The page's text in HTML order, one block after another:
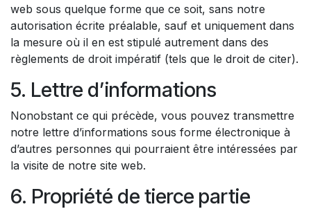
web sous quelque forme que ce soit, sans notre
autorisation écrite préalable, sauf et uniquement dans
la mesure où il en est stipulé autrement dans des
règlements de droit impératif (tels que le droit de citer).
5. Lettre d’informations
Nonobstant ce qui précède, vous pouvez transmettre
notre lettre d’informations sous forme électronique à
d’autres personnes qui pourraient être intéressées par
la visite de notre site web.
6. Propriété de tierce partie